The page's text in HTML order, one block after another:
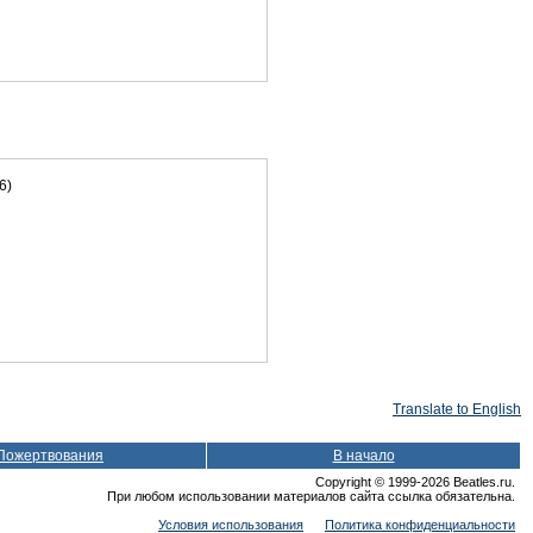
Translate to English
В начало
Copyright © 1999-2026 Beatles.ru.
При любом использовании материалов сайта ссылка обязательна.
Условия использования
Политика конфиденциальности